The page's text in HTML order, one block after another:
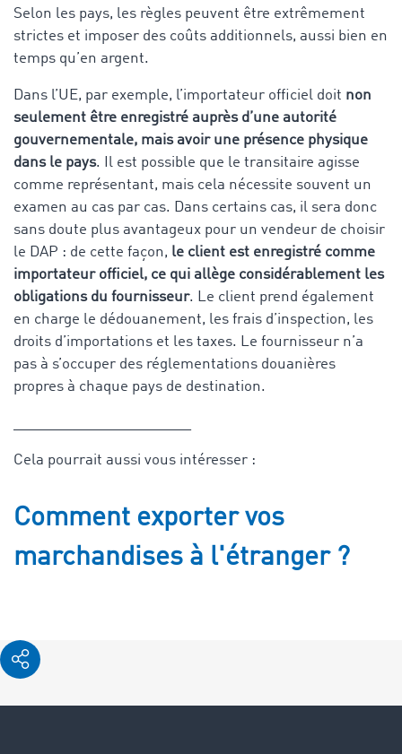
Selon les pays, les règles peuvent être extrêmement
strictes et imposer des coûts additionnels, aussi bien en
temps qu’en argent.
Dans l’UE, par exemple, l’importateur officiel doit non
seulement être enregistré auprès d’une autorité
gouvernementale, mais avoir une présence physique
dans le pays. Il est possible que le transitaire agisse
comme représentant, mais cela nécessite souvent un
examen au cas par cas. Dans certains cas, il sera donc
sans doute plus avantageux pour un vendeur de choisir
le DAP : de cette façon, le client est enregistré comme
importateur officiel, ce qui allège considérablement les
obligations du fournisseur. Le client prend également
en charge le dédouanement, les frais d’inspection, les
droits d’importations et les taxes. Le fournisseur n’a
pas à s’occuper des réglementations douanières
propres à chaque pays de destination.
Cela pourrait aussi vous intéresser :
Comment exporter vos
marchandises à l'étranger ?